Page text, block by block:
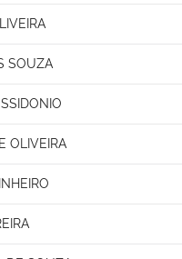
SOUZA
OLIVEIRA